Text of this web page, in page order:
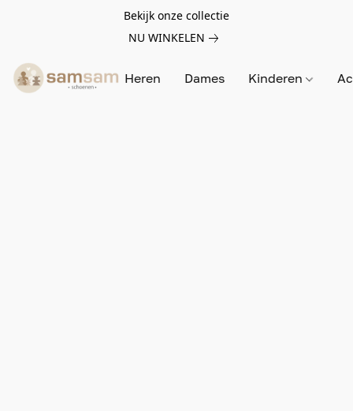
Bekijk onze collectie
NU WINKELEN
Heren Dames Kinderen